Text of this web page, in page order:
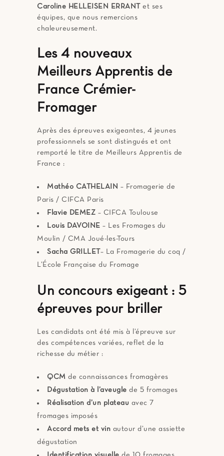
Caroline HELLEISEN ERRANT
et ses
équipes, que nous remercions
chaleureusement.
Les 4 nouveaux
Meilleurs Apprentis de
France Crémier-
Fromager
Après des épreuves exigeantes, 4 jeunes
professionnels se sont distingués et ont
remporté le titre de Meilleurs Apprentis de
France :
Mathéo CATHELAIN – Fromagerie de
Paris / CIFCA Paris
Flavie DEMEZ – CIFCA Toulouse
Louis DAVOINE – Les Fromages du
Moulin / CMA Joué-les-Tours
Sacha GRILLET – La Fromagerie du coq /
L’École Française du Fromage
Un concours exigeant : 5
épreuves pour briller
Les candidats ont été mis à l’épreuve sur
des compétences variées, reflet de la
richesse du métier :
QCM de connaissances fromagères
Dégustation à l’aveugle de 5 fromages
Réalisation d’un plateau avec 7
fromages imposés
Accord mets et vin autour d’une assiette
dégustation